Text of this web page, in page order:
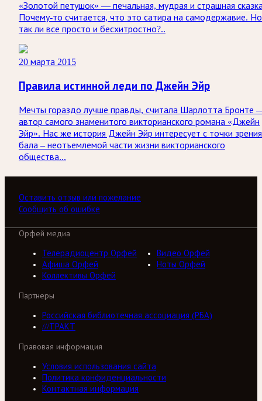
«Золотой петушок» — печальная, мудрая и страшная
Почему-то считается, что это сатира на самодержавие. Но
так ли все просто и бесхитростно?..
20 марта 2015
Правила истинной леди по Джейн Эйр
Мечты гораздо лучше правды, считала Шарлотта Бронте
автор самого знаменитого викторианского романа «Джейн
Эйр». Нас же история Джейн Эйр интересует с точки зрения
бала – неотъемлемой части жизни викторианского
общества...
Оставить отзыв или пожелание
Сообщить об ошибке
Орфей медиа
Телерадиоцентр Орфей
Видео Орфей
Афиша Орфей
Ноты Орфей
Коллективы Орфей
Партнеры
Российская библиотечная ассоциация (РБА)
///ТРАКТ
Правовая информация
Условия использования сайта
Политика конфиденциальности
Контактная информация